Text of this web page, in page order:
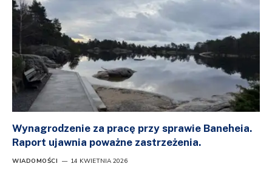
Wynagrodzenie za pracę przy sprawie Baneheia.
Raport ujawnia poważne zastrzeżenia.
WIADOMOŚCI 14 KWIETNIA 2026